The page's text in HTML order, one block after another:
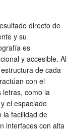
directo de
y su
es
y accesible. Al
de cada
con el
como la
el espaciado
la facilidad de
interfaces con alta